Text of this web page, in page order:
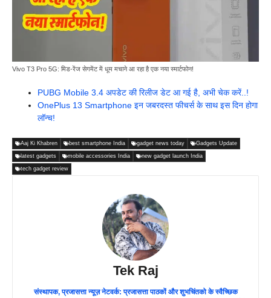
Vivo T3 Pro 5G: मिड-रेंज सेगमेंट में धूम मचाने आ रहा है एक नया स्मार्टफोन!
PUBG Mobile 3.4 अपडेट की रिलीज डेट आ गई है, अभी चेक करें..!
OnePlus 13 Smartphone इन जबरदस्त फीचर्स के साथ इस दिन होगा
लॉन्च!
Aaj Ki Khabren best smartphone India gadget news today Gadgets Update
latest gadgets mobile accessories India new gadget launch India
tech gadget review
Tek Raj
संस्थापक, प्रजासत्ता न्यूज़ नेटवर्क: प्रजासत्ता पाठकों और शुभचिंतको के स्वैच्छिक